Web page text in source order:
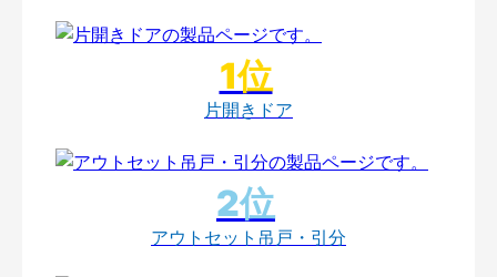
片開きドア
アウトセット吊戸・引分